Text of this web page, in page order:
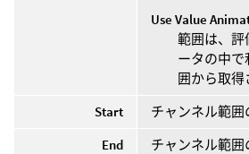
Use Value
範囲は、評
ータの中
囲から取得
Start
チャンネル範囲
End
チャンネル範囲